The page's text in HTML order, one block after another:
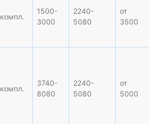
компл.
1500-
3000
2240-
5080
от
3500
компл.
3740-
8080
2240-
5080
от
5000